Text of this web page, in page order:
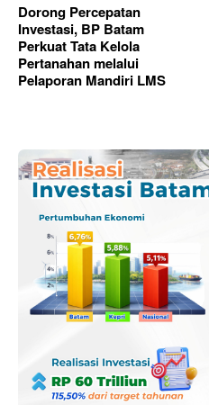
Dorong Percepatan
Investasi, BP Batam
Perkuat Tata Kelola
Pertanahan melalui
Pelaporan Mandiri LMS